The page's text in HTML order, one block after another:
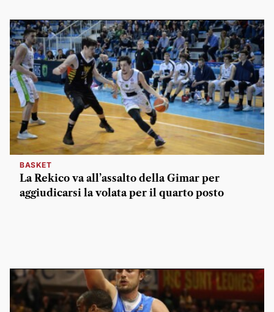
BASKET
La Rekico va all’assalto della Gimar per
aggiudicarsi la volata per il quarto posto